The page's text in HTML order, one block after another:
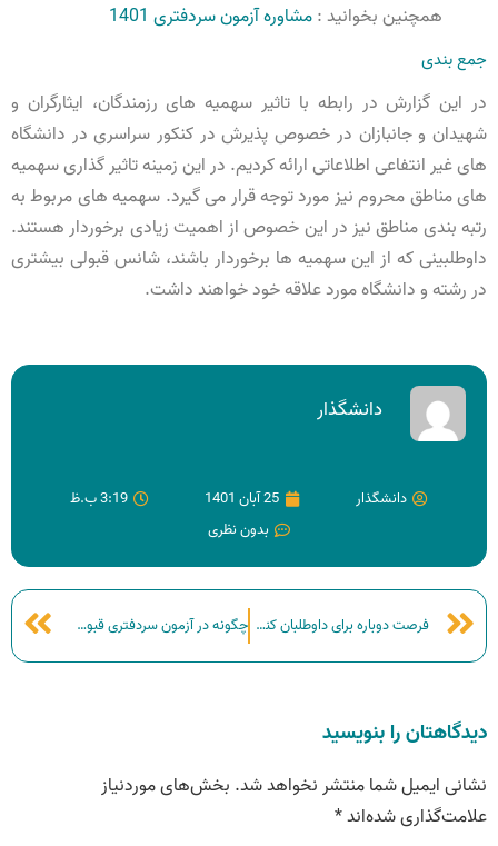
همچنین بخوانید :مشاوره آزمون سردفتری 1401
جمع بندی
در این گزارش در رابطه با تاثیر سهمیه های رزمندگان، ایثارگران و
شهیدان و جانبازان در خصوص پذیرش در کنکور سراسری در دانشگاه
های غیر انتفاعی اطلاعاتی ارائه کردیم. در این زمینه تاثیر گذاری سهمیه
های مناطق محروم نیز مورد توجه قرار می گیرد. سهمیه های مربوط به
رتبه بندی مناطق نیز در این خصوص از اهمیت زیادی برخوردار هستند.
داوطلبینی که از این سهمیه ها برخوردار باشند، شانس قبولی بیشتری
در رشته و دانشگاه مورد علاقه خود خواهند داشت.
دانشگذار
دانشگذار 25 آبان 1401
3:19 ب.ظ
بدون نظری
فرصت دوباره برای داوطلبان کنکور چگونه در آزمون سردفتری قبول شویم؟
دیدگاهتان را بنویسید
نشانی ایمیل شما منتشر نخواهد شد. بخش‌های موردنیاز
علامت‌گذاری شده‌اند*